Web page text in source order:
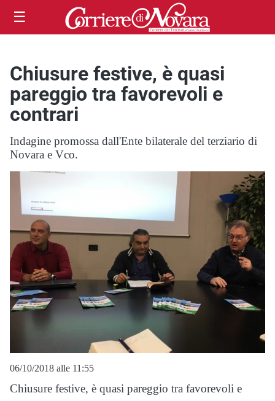
☰
Chiusure festive, è quasi
pareggio tra favorevoli e
contrari
Indagine promossa dall'Ente bilaterale del terziario di
Novara e Vco.
06/10/2018 alle 11:55
Chiusure festive, è quasi pareggio tra favorevoli e